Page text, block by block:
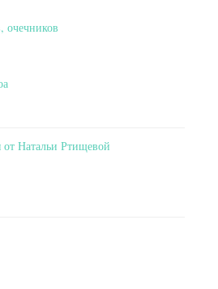
очечников
Натальи Ртищевой